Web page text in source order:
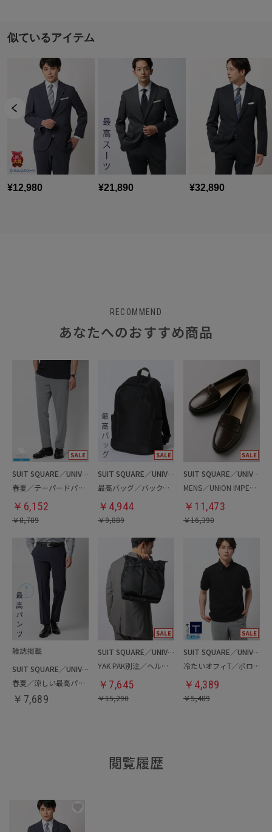
RECOMMEND
あなたへのおすすめ商品
SUIT SQUARE／UNIVERSAL LANGUAGE
春夏／テーパードパンツ
￥ 6,152
￥8,789
SUIT SQUARE／UNIVERSAL LANGUAGE
最高バッグ／バックパック
￥ 4,944
￥9,889
SUIT SQUARE／UNIVERSAL LANGUAGE
MENS／UNION IMPERIAL監修／コインローファー
￥ 11,473
￥16,390
SUIT SQUARE／UNIVERSAL LANGUAGE
春夏／涼しい最高パンツ
￥ 7,689
SUIT SQUARE／UNIVERSAL LANGUAGE
YAK PAK別注／ヘルメットバッグ
￥ 7,645
￥15,290
SUIT SQUARE／UNIVERSAL LANGUAGE
冷たいオフィT／ポロシャツ
￥ 4,389
￥5,489
閲覧履歴